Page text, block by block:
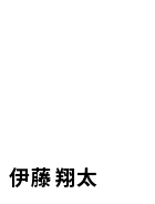
伊藤 翔太